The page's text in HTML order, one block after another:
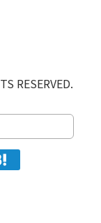
RESERVED.